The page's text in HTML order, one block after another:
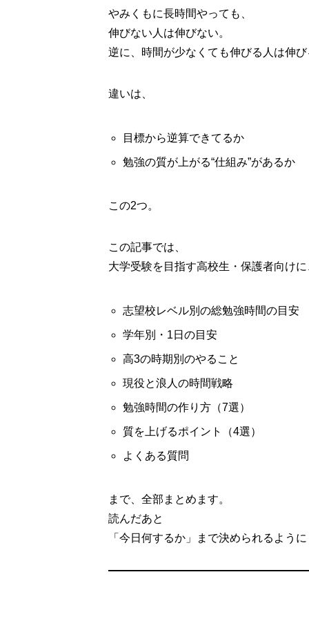
やみくもに長時間やっても、
伸びない人は伸びない。
逆に、時間が少なくても伸びる人は伸
違いは、
目標から逆算できてるか
勉強の質が上がる“仕組み”があるか
この2つ。
この記事では、
大学受験を目指す高校生・保護者向けに
志望校レベル別の総勉強時間の目安
学年別・1日の目安
高3の時期別のやること
現役と浪人の時間戦略
勉強時間の作り方（7選）
質を上げるポイント（4選）
よくある質問
まで、全部まとめます。
読んだあと
「今日何するか」まで決められるよう